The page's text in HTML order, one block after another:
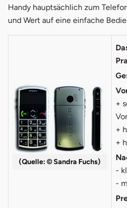
Handy hauptsächlich zum
und Wert auf eine einfache
(Quelle: © Sandra Fuchs)
+
+
+
-
-